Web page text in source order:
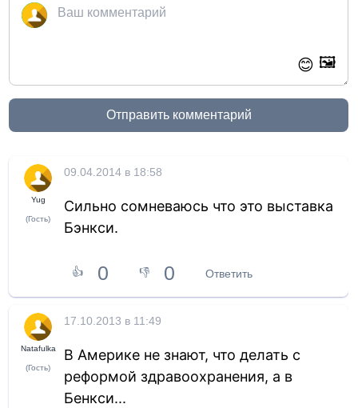
😊 🖼️
Отправить комментарий
Yug
(Гость)
09.04.2014 в 18:58
Сильно сомневаюсь что это выставка
Бэнкси.
👍 0 👎 0 Ответить
Natafulka
(Гость)
17.10.2013 в 11:49
В Америке не знают, что делать с
реформой здравоохранения, а в
Бенкси...